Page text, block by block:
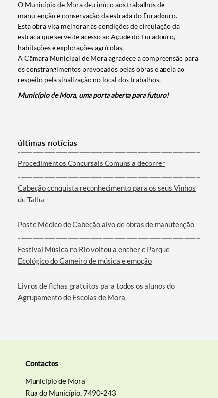
Termo de Pesquisa
Filtros
O Município de Mora deu início aos trabalhos de
manutenção e conservação da estrada do Furadouro.
Esta obra visa melhorar as condições de circulação da
estrada que serve de acesso ao Açude do Furadouro,
habitações e explorações agrícolas.
A Câmara Municipal de Mora agradece a compreensão para
os constrangimentos provocados pelas obras e apela ao
respeito pela sinalização no local dos trabalhos.
Município de Mora, uma porta aberta para futuro!
últimas notícias
Procedimentos Concursais Comuns a decorrer
Cabeção conquista reconhecimento para os seus Vinhos
de Talha
Posto Médico de Cabeção alvo de obras de manutenção
Festival Música no Rio voltou a encher o Parque
Ecológico do Gameiro de música e emoção
Livros de fichas gratuitos para todos os alunos do
Agrupamento de Escolas de Mora
Contactos
Município de Mora
Rua do Município, 7490-243